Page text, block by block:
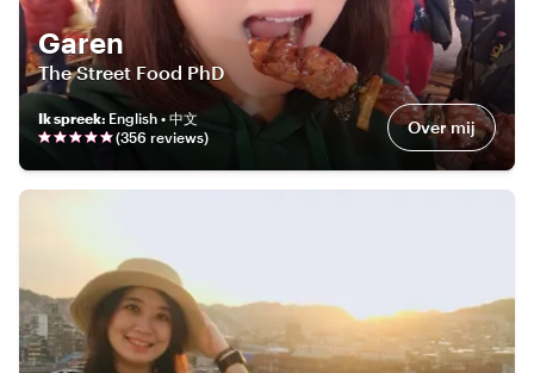
Garen
The Street Food PhD
Ik spreek: English • 中文
(356 reviews) Over mij